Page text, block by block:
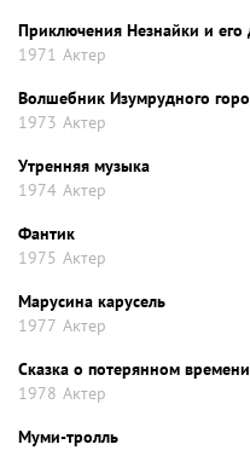
Приключения Незнайки и его
1971 Актер
Волшебник Изумрудного
1973 Актер
Утренняя музыка
1974 Актер
Фантик
1975 Актер
Марусина карусель
1977 Актер
Сказка о потерянном времени
1978 Актер
Муми-тролль